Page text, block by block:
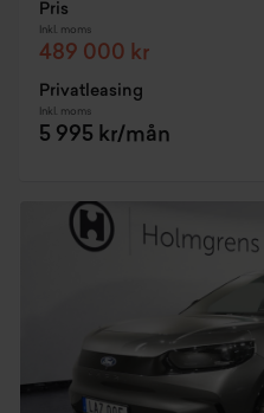
Pris
Inkl. moms
489 000 kr
Privatleasing
Inkl. moms
5 995 kr/mån